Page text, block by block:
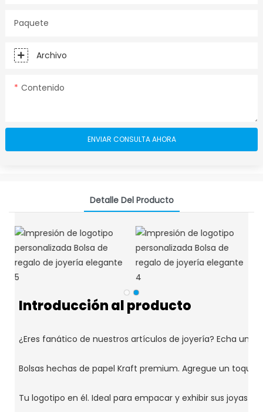
Paquete
Archivo
Contenido
ENVIAR CONSULTA AHORA
Detalle Del Producto
Introducción al producto